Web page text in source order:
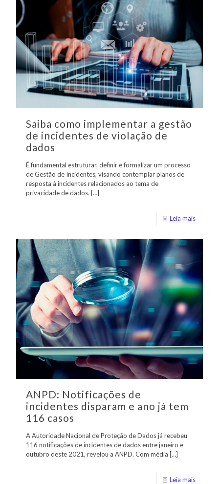
Saiba como implementar a gestão
de incidentes de violação de
dados
É fundamental estruturar, definir e formalizar um processo
de Gestão de Incidentes, visando contemplar planos de
resposta à incidentes relacionados ao tema de
privacidade de dados. […]
Leia mais
ANPD: Notificações de
incidentes disparam e ano já tem
116 casos
A Autoridade Nacional de Proteção de Dados já recebeu
116 notificações de incidentes de dados entre janeiro e
outubro deste 2021, revelou a ANPD. Com média […]
Leia mais